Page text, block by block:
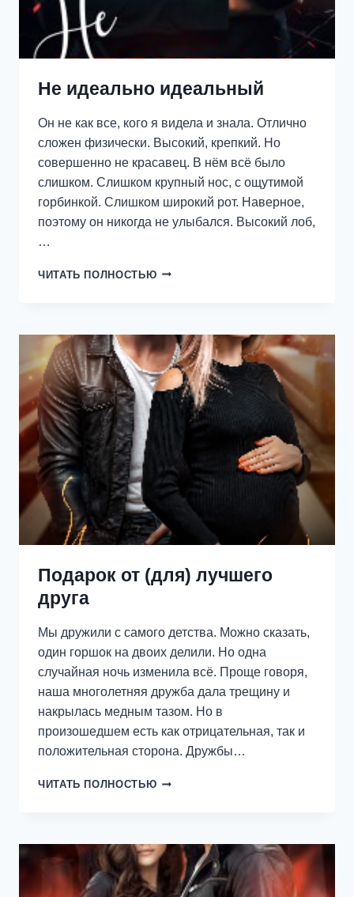
Не идеально идеальный
Он не как все, кого я видела и знала. Отлично
сложен физически. Высокий, крепкий. Но
совершенно не красавец. В нём всё было
слишком. Слишком крупный нос, с ощутимой
горбинкой. Слишком широкий рот. Наверное,
поэтому он никогда не улыбался. Высокий лоб,
…
ЧИТАТЬ ПОЛНОСТЬЮ НЕ
Подарок от (для) лучшего
друга
Мы дружили с самого детства. Можно сказать,
один горшок на двоих делили. Но одна
случайная ночь изменила всё. Проще говоря,
наша многолетняя дружба дала трещину и
накрылась медным тазом. Но в
произошедшем есть как отрицательная, так и
положительная сторона. Дружбы…
ЧИТАТЬ ПОЛНОСТЬЮ ПОДАРОК
ДРУГА